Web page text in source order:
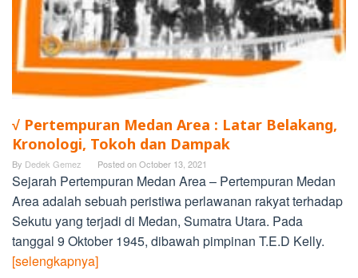
√ Pertempuran Medan Area : Latar Belakang,
Kronologi, Tokoh dan Dampak
By Dedek Gemez Posted onOctober 13, 2021
Sejarah Pertempuran Medan Area – Pertempuran Medan
Area adalah sebuah peristiwa perlawanan rakyat terhadap
Sekutu yang terjadi di Medan, Sumatra Utara. Pada
tanggal 9 Oktober 1945, dibawah pimpinan T.E.D Kelly.
[selengkapnya]